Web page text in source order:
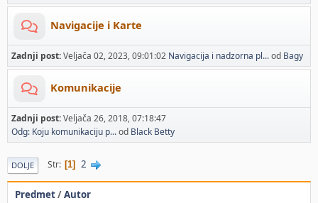
Navigacije i Karte
Zadnji post:Veljača 02, 2023, 09:01:02 Navigacija i nadzorna pl...od Bagy
Komunikacije
Zadnji post:Veljača 26, 2018, 07:18:47
Odg: Koju komunikaciju p...od Black Betty
DOLJE Str 1 2
Predmet/Autor